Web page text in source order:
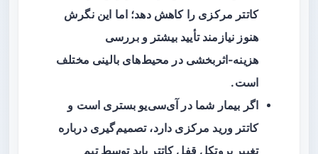
کاتتر مرکزی را کاهش دهد؛ اما این نگرش
هنوز نیازمند تأیید بیشتر و بررسی
هزینه‑اثربخشی در محیط‌های بالینی مختلف
است.
اگر بیمار شما در آی‌سی‌یو بستری است و
کاتتر ورید مرکزی دارد، تصمیم‌گیری درباره
تغییر پروتکل قفل کاتتر باید توسط تیم